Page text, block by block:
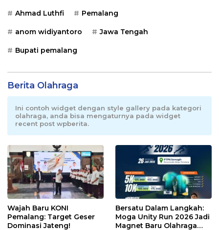
Ahmad Luthfi Pemalang
anom widiyantoro Jawa Tengah
Bupati pemalang
Berita Olahraga
Ini contoh widget dengan style gallery pada kategori
olahraga, anda bisa mengaturnya pada widget
recent post wpberita.
Wajah Baru KONI
Pemalang: Target Geser
Dominasi Jateng!
Bersatu Dalam Langkah:
Moga Unity Run 2026 Jadi
Magnet Baru Olahraga